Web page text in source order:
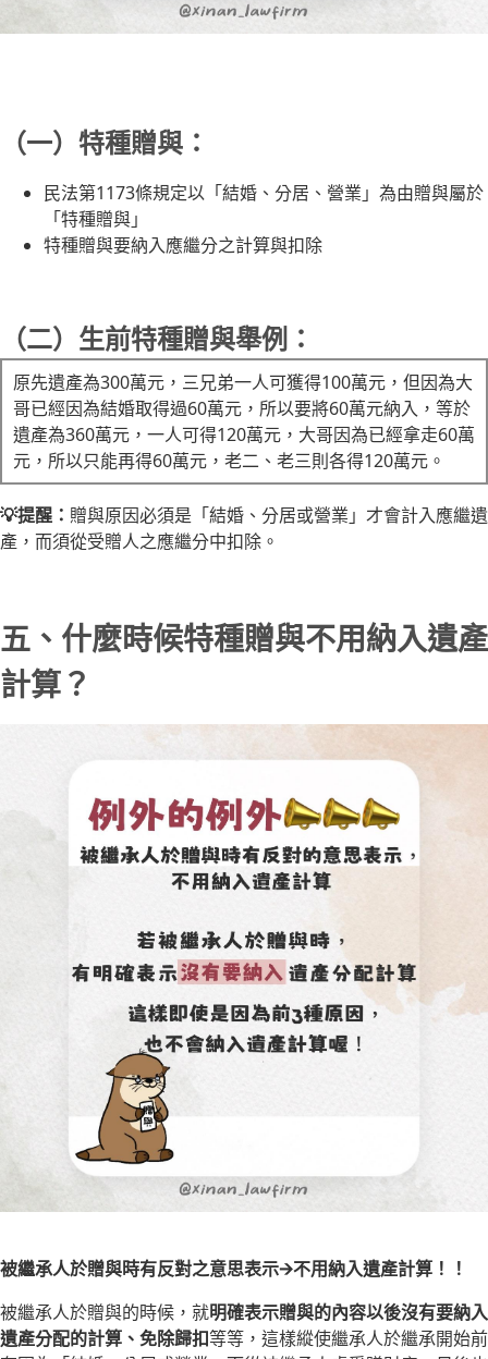
（一）特種贈與：
民法第1173條規定以「結婚、分居、營業」為由贈與屬於
「特種贈與」
特種贈與要納入應繼分之計算與扣除
（二）生前特種贈與舉例：
原先遺產為300萬元，三兄弟一人可獲得100萬元，但因為大
哥已經因為結婚取得過60萬元，所以要將60萬元納入，等於
遺產為360萬元，一人可得120萬元，大哥因為已經拿走60萬
元，所以只能再得60萬元，老二、老三則各得120萬元。
💡提醒： 贈與原因必須是「結婚、分居或營業」才會計入應繼遺
產，而須從受贈人之應繼分中扣除。
五、什麼時候特種贈與不用納入遺產
計算？
被繼承人於贈與時有反對之意思表示🡪不用納入遺產計算！！
被繼承人於贈與的時候，就明確表示贈與的內容以後沒有要納入
遺產分配的計算、免除歸扣等等，這樣縱使繼承人於繼承開始前